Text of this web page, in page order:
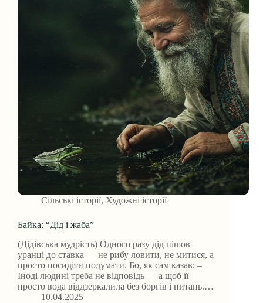
Сільські історії, Художні історії
Байка: “Дід і жаба”
(Дідівська мудрість) Одного разу дід пішов
уранці до ставка — не рибу ловити, не митися, а
просто посидіти подумати. Бо, як сам казав: –
Іноді людині треба не відповідь — а щоб її
просто вода віддзеркалила без боргів і питань.…
10.04.2025